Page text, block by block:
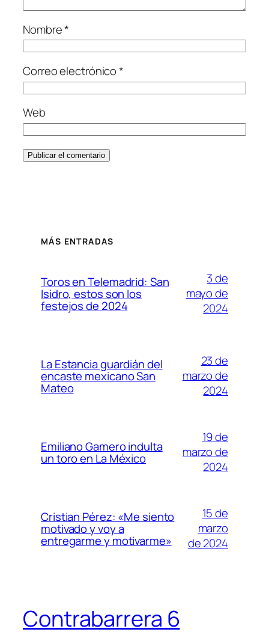
Nombre*
Correo electrónico*
Web
MÁS ENTRADAS
Toros en Telemadrid: San
Isidro, estos son los
festejos de 2024
3 de
mayo de
2024
La Estancia guardián del
encaste mexicano San
Mateo
23 de
marzo de
2024
Emiliano Gamero indulta
un toro en La México
19 de
marzo de
2024
Cristian Pérez: «Me siento
motivado y voy a
entregarme y motivarme»
15 de
marzo
de 2024
Contrabarrera 6